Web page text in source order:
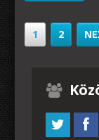
1 2